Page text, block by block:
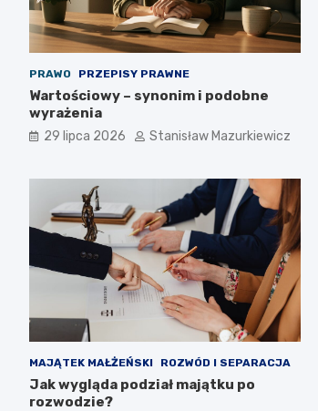
PRAWO PRZEPISY PRAWNE
Wartościowy – synonim i podobne
wyrażenia
29 lipca 2026 Stanisław Mazurkiewicz
MAJĄTEK MAŁŻEŃSKI ROZWÓD I SEPARACJA
Jak wygląda podział majątku po
rozwodzie?